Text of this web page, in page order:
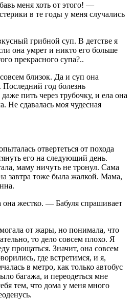
меня хоть от этого! —
в те годы у меня случались
грибной суп. В детстве я
она умрет и никто его больше
прекрасного супа?..
близок. Да и суп она
Последний год болезнь
пить через трубочку, и ела она
Не сдавалась моя чудесная
отвертеться от похода
его на следующий день.
маму ничуть не тронул. Сама
завтра тоже была жалкой. Мама,
жестко. — Бабуля спрашивает
от жары, но понимала, что
то дело совсем плохо. Я
прощаться. Значит, она совсем
где встретимся, и я,
в метро, как только автобус
багажа, и переодеться мне
тем, что дома у меня много